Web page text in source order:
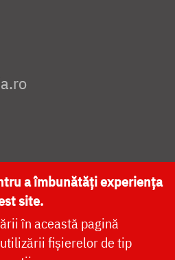
CATEDRALA NAȚIONALĂ
a îmbunătăți experiența
site.
în această pagină
fișierelor de tip